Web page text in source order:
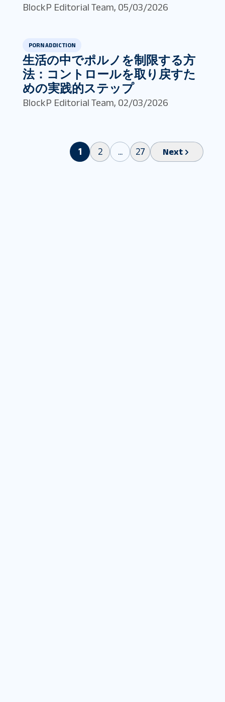
BlockP Editorial Team, 05/03/2026
PORN ADDICTION
生活の中でポルノを制限する方
法：コントロールを取り戻すた
めの実践的ステップ
BlockP Editorial Team, 02/03/2026
1 2 ... 27 Next